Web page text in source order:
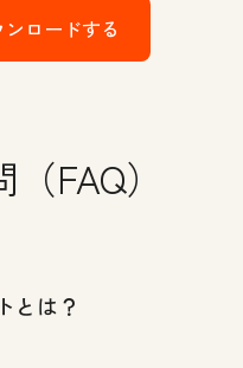
ロードする
FAQ）
とは？